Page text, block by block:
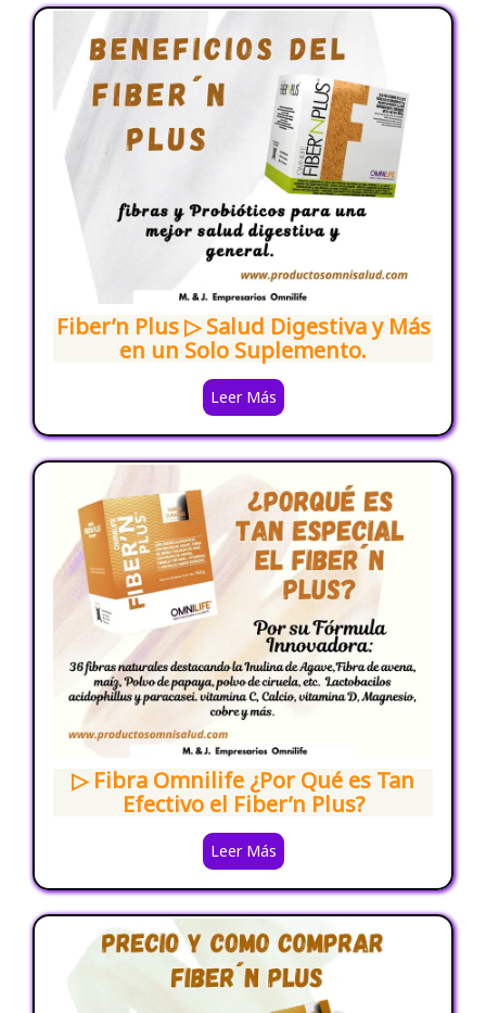
Fiber’n Plus ▷ Salud Digestiva y Más
en un Solo Suplemento.
Leer Más
▷ Fibra Omnilife ¿Por Qué es Tan
Efectivo el Fiber’n Plus?
Leer Más